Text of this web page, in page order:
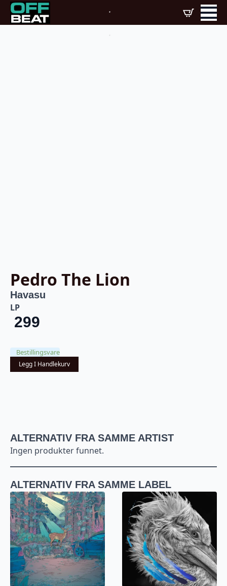
Pedro The Lion
Havasu
LP
299
Bestillingsvare
Legg I Handlekurv
ALTERNATIV FRA SAMME ARTIST
Ingen produkter funnet.
ALTERNATIV FRA SAMME LABEL